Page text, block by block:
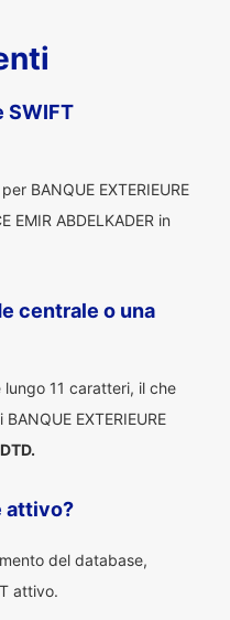
SWIFT
BANQUE EXTERIEURE
EMIR ABDELKADER in
centrale o una
lungo 11 caratteri, il che
BANQUE EXTERIEURE
DTD.
attivo?
del database,
attivo.